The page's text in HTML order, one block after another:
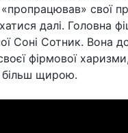
свої
далі. Головна
Соні Сотник. Вона
фірмової
більш щирою.